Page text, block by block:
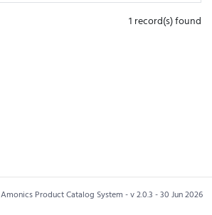
1 record(s) found
Amonics Product Catalog System - v 2.0.3 - 30 Jun 2026